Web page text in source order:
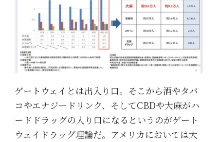
ゲートウェイとは出入り口。そこから酒やタバ
コやエナジードリンク、そしてCBDや大麻がハ
ードドラッグの入り口になるというのがゲート
ウェイドラッグ理論だ。アメリカにおいては大